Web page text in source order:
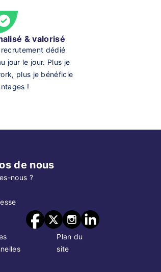
& valorisé
dédié
jour le jour. Plus je
plus je bénéficie
!
de nous
nous ?
Plan du
site